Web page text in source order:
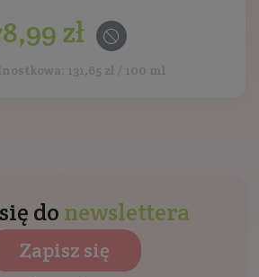
zł
131,65 zł / 100 ml
do newslettera
Zapisz się